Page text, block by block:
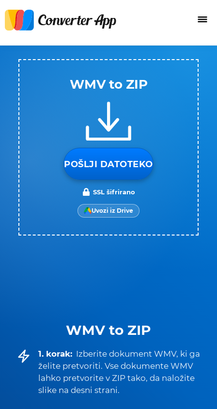
WMV to ZIP
1. korak: Izberite dokument WMV, ki ga
želite pretvoriti. Vse dokumente WMV
lahko pretvorite v ZIP tako, da naložite
slike na desni strani.
WMV to ZIP
POŠLJI DATOTEKO
SSL šifrirano
Uvozi iz Drive